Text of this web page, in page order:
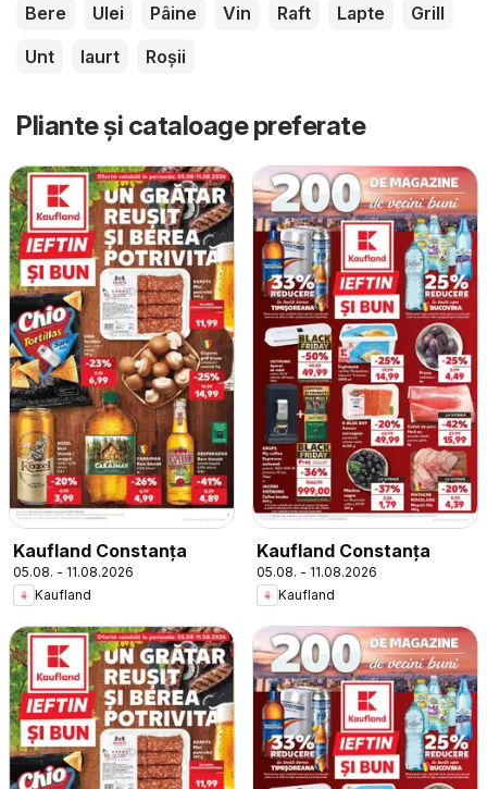
Bere
Ulei Pâine Vin Raft Lapte
Grill
Unt
Iaurt Roșii
Pliante și cataloage preferate
Kaufland Constanța
05.08. - 11.08.2026
Kaufland
Kaufland Constanța
05.08. - 11.08.2026
Kaufland